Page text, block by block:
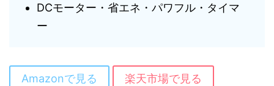
DCモーター・省エネ・パワフル・タイマ
ー
Amazonで見る 楽天市場で見る